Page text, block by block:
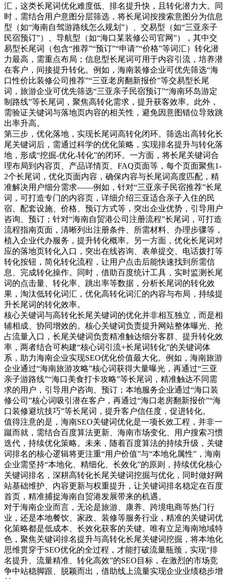
汇，这类长尾词优化难度低、排名提升快，且转化潜力大。同
时，需结合用户意图分层筛选，将长尾词按搜索意图分为信息
型（如“海南自驾游路线怎么规划”）、交易型（如“三亚亲子
民宿预订”）、导航型（如“海口某装修公司官网”），其中交
易型长尾词（包含“推荐”“预订”“申请”“价格”等词汇）转化潜
力最高，需重点布局；信息型长尾词可用于内容引流，培养潜
在客户，间接提升转化。例如，海南装修企业可优先筛选“海
口性价比装修公司推荐”“三亚老房翻新报价”等交易型长尾
词，旅游企业可优先筛选“三亚亲子民宿预订”“海南环岛游定
制路线”等长尾词，聚焦高转化需求，提升获客效率。此外，
需验证关键词与落地页内容的相关性，避免因意图错位导致跳
出率升高。
第三步，优化落地，实现长尾词高转化闭环。筛选出高转化长
尾关键词后，需通过科学的优化策略，实现排名提升与转化落
地，形成“挖掘-优化-转化”的闭环。一方面，将长尾关键词合
理布局到内容页、产品详情页、FAQ页面等，每个页面聚焦1-
2个长尾词，优化页面内容，确保内容与长尾词高度匹配，精
准解决用户细分需求——例如，针对“三亚亲子民宿推荐”长尾
词，可打造专门的内容页，详细介绍三亚适合亲子入住的民
宿、配套设施、价格、预订方式等，突出企业优势，引导用户
咨询、预订；针对“海南自贸港公司注册流程”长尾词，可打造
流程指南页面，清晰列出注册条件、所需材料、办理步骤等，
植入企业代办服务，提升转化概率。另一方面，优化长尾词对
应的落地页转化入口，突出在线咨询、表单提交、电话拨打等
转化按钮，简化转化流程，让用户点击后能快速找到所需信
息、完成转化操作。同时，借助百度统计工具，实时监测长尾
词的点击量、转化率、跳出率等数据，分析长尾词的转化效
果，淘汰低转化词汇，优化高转化词汇的内容与布局，持续提
升长尾词的转化效率。
核心关键词与高转化长尾关键词的优化并非相互独立，而是相
辅相成、协同增效的。核心关键词负责提升网站整体曝光、抢
占流量入口，长尾关键词负责精准触达细分客群、提升转化效
率，两者结合可构建“核心词引流+长尾词转化”的关键词体
系，助力海南企业实现SEO优化价值最大化。例如，海南旅游
企业通过“海南旅游攻略”核心词获得大量曝光，再通过“三亚
亲子游路线”“海口美食打卡攻略”等长尾词，精准触达不同需
求的用户，引导用户咨询、预订；本地服务企业通过“海口装
修公司”核心词吸引潜在客户，再通过“海口老房翻新报价”“海
口装修避坑技巧”等长尾词，提升客户信任度，促进转化。
值得注意的是，海南SEO关键词优化是一项长效工程，并非一
蹴而就，需结合百度算法更新、海南市场变化、用户搜索习惯
迭代，持续优化策略。未来，随着百度算法的持续升级，关键
词排名的核心逻辑将更注重“用户价值”与“本地化属性”，海南
企业需坚持“本地化、精细化、长效化”的原则，持续优化核心
关键词排名，深耕高转化长尾关键词挖掘与优化，同时做好网
站基础维护、内容更新与权重提升，让关键词排名稳定在百度
首页，精准捕捉海南自贸港发展带来的机遇。
对于海南企业而言，无论是旅游、康养、跨境电商等热门行
业，还是本地餐饮、家政、装修等服务行业，精准的关键词优
化策略都是低成本、长效化获客的关键。唯有立足海南地域特
色，聚焦关键词排名提升与高转化长尾关键词挖掘，将本地化
思维贯穿于SEO优化的全过程，才能打破流量瓶颈，实现“排
名提升、流量精准、转化高效”的SEO目标，在激烈的市场竞
争中站稳脚跟、脱颖而出，借助线上流量实现企业业绩稳步增